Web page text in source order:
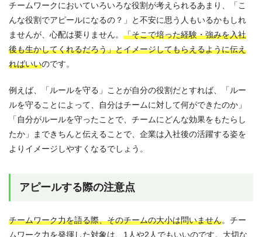
チームワークにおいていろいろな役割が考えられるあまり、「こ
んな役割でアピールになるの？」と不安に思う人もいるかもしれ
ませんが、心配は要りません。 「そこで培った経験・強みを入社
後も生かしてくれるだろう」とイメージしてもらえるように伝え
ればいいのです。
例えば、「ルールを守る」ことが自分の役割だとすれば、「ルー
ルを守ることによって、自分はチームに対して何ができたのか」
「自分がルールを守ったことで、チームにどんな効果をもたらし
たか」まできちんと伝えることで、企業は入社後の活躍する姿を
よりイメージしやすくなるでしょう。
アピールする際の注意点
チームワーク力を語る際、そのチームの大小は問いません。チー
ムワーク力を発揮した対象は、1人や2人でもいいのです。大切な